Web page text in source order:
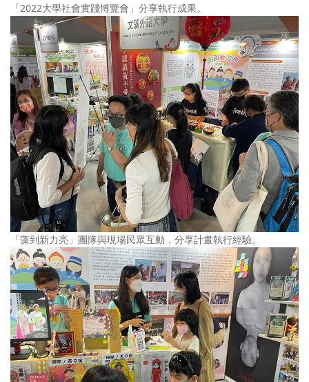
「2022大學社會實踐博覽會」分享執行成果。
「藻到新力亮」團隊與現場民眾互動，分享計畫執行經驗。